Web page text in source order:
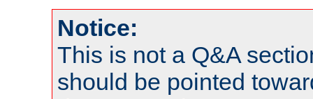
Notice:
This is not a Q&A
should be pointed